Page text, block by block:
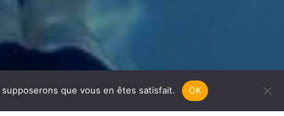
que vous en êtes satisfait. OK